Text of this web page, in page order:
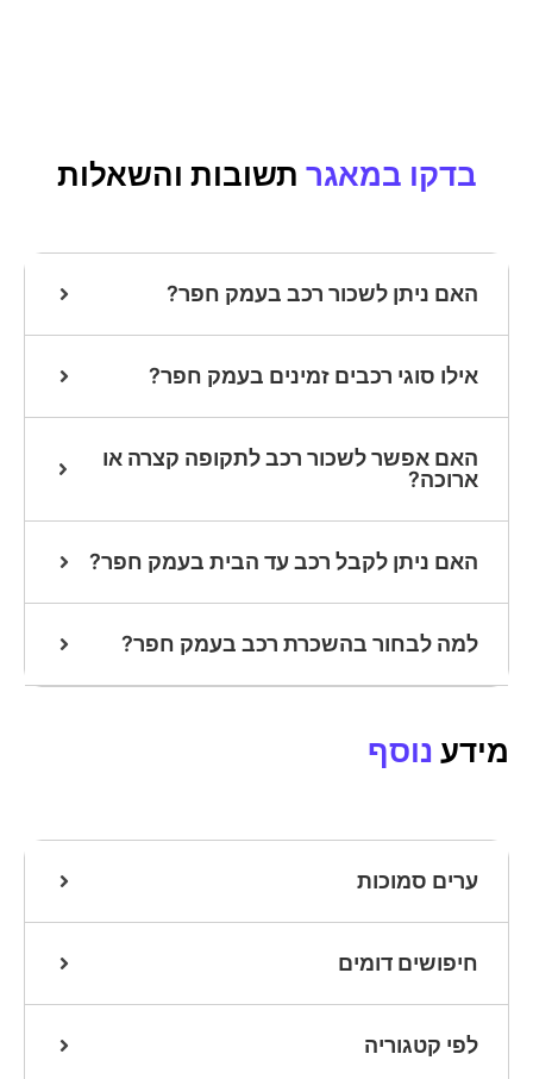
בדקו במאגר תשובות והשאלות
האם ניתן לשכור רכב בעמק חפר?
אילו סוגי רכבים זמינים בעמק חפר?
האם אפשר לשכור רכב לתקופה קצרה או
ארוכה?
האם ניתן לקבל רכב עד הבית בעמק חפר?
למה לבחור בהשכרת רכב בעמק חפר?
מידע נוסף
ערים סמוכות
חיפושים דומים
לפי קטגוריה